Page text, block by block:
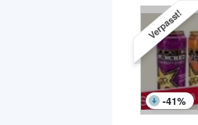
Verpasst!
-41%